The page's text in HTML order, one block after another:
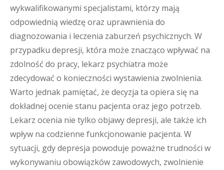
wykwalifikowanymi specjalistami, którzy mają
odpowiednią wiedzę oraz uprawnienia do
diagnozowania i leczenia zaburzeń psychicznych. W
przypadku depresji, która może znacząco wpływać na
zdolność do pracy, lekarz psychiatra może
zdecydować o konieczności wystawienia zwolnienia.
Warto jednak pamiętać, że decyzja ta opiera się na
dokładnej ocenie stanu pacjenta oraz jego potrzeb.
Lekarz ocenia nie tylko objawy depresji, ale także ich
wpływ na codzienne funkcjonowanie pacjenta. W
sytuacji, gdy depresja powoduje poważne trudności w
wykonywaniu obowiązków zawodowych, zwolnienie